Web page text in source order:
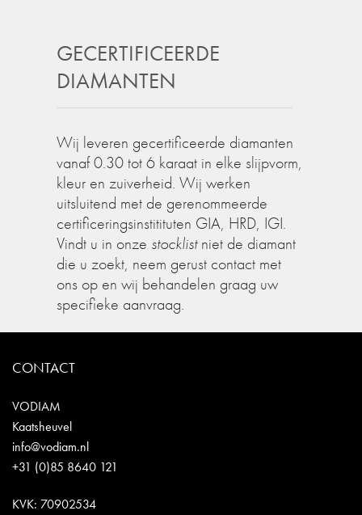
GECERTIFICEERDE
DIAMANTEN
Wij leveren gecertificeerde diamanten
vanaf 0.30 tot 6 karaat in elke slijpvorm,
kleur en zuiverheid. Wij werken
uitsluitend met de gerenommeerde
certificeringsinstitituten GIA, HRD, IGI.
Vindt u in onze stocklistniet de diamant
die u zoekt, neem gerust contact met
ons op en wij behandelen graag uw
specifieke aanvraag.
CONTACT
VODIAM
Kaatsheuvel
info@vodiam.nl
+31 (0)85 8640 121
KVK: 70902534